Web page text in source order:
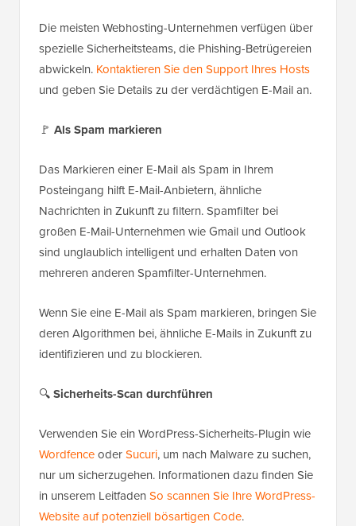
Die meisten Webhosting-Unternehmen verfügen über
spezielle Sicherheitsteams, die Phishing-Betrügereien
abwickeln. Kontaktieren Sie den Support Ihres Hosts
und geben Sie Details zu der verdächtigen E-Mail an.
🚩 Als Spam markieren
Das Markieren einer E-Mail als Spam in Ihrem
Posteingang hilft E-Mail-Anbietern, ähnliche
Nachrichten in Zukunft zu filtern. Spamfilter bei
großen E-Mail-Unternehmen wie Gmail und Outlook
sind unglaublich intelligent und erhalten Daten von
mehreren anderen Spamfilter-Unternehmen.
Wenn Sie eine E-Mail als Spam markieren, bringen Sie
deren Algorithmen bei, ähnliche E-Mails in Zukunft zu
identifizieren und zu blockieren.
🔍Sicherheits-Scan durchführen
Verwenden Sie ein WordPress-Sicherheits-Plugin wie
WordfenceoderSucuri, um nach Malware zu suchen,
nur um sicherzugehen. Informationen dazu finden Sie
in unserem Leitfaden So scannen Sie Ihre WordPress-
Website auf potenziell bösartigen Code.